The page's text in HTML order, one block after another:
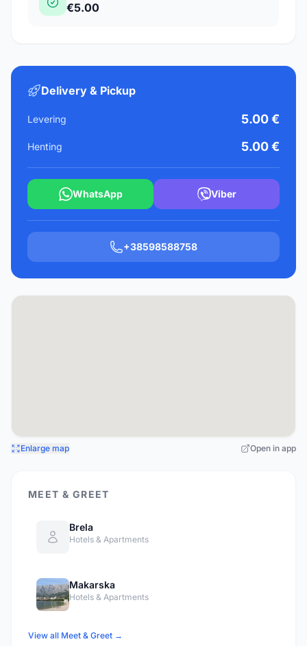
€5.00
Delivery & Pickup
Levering 5.00 €
Henting 5.00 €
WhatsApp Viber
+38598588758
Enlarge map Open in app
MEET & GREET
Brela
Hotels & Apartments
Makarska
Hotels & Apartments
View all Meet & Greet →